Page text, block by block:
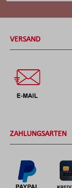
VERSAND
ZAHLUNGSARTEN